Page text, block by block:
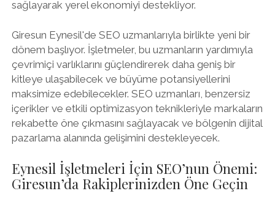
sağlayarak yerel ekonomiyi destekliyor.
Giresun Eynesil'de SEO uzmanlarıyla birlikte yeni bir
dönem başlıyor. İşletmeler, bu uzmanların yardımıyla
çevrimiçi varlıklarını güçlendirerek daha geniş bir
kitleye ulaşabilecek ve büyüme potansiyellerini
maksimize edebilecekler. SEO uzmanları, benzersiz
içerikler ve etkili optimizasyon teknikleriyle markaların
rekabette öne çıkmasını sağlayacak ve bölgenin dijital
pazarlama alanında gelişimini destekleyecek.
Eynesil İşletmeleri İçin SEO’nun Önemi:
Giresun’da Rakiplerinizden Öne Geçin